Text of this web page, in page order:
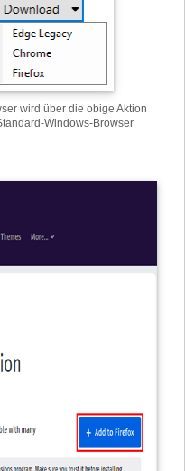
wird über die obige Aktion
Windows-Browser